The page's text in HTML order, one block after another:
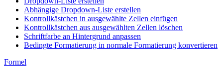
Abhängige Dropdown-Liste erstellen
Kontrollkästchen in ausgewählte Zellen einfügen
Kontrollkästchen aus ausgewählten Zellen löschen
Schriftfarbe an Hintergrund anpassen
Bedingte Formatierung in normale Formatierung konvertieren
Formel